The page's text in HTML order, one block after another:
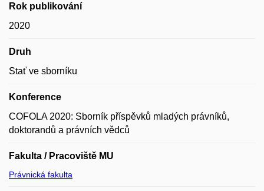
Rok publikování
2020
Druh
Stať ve sborníku
Konference
COFOLA 2020: Sborník příspěvků mladých právníků,
doktorandů a právních vědců
Fakulta / Pracoviště MU
Právnická fakulta